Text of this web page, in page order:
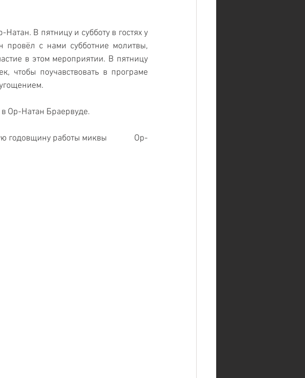
В пятницу и субботу в гостях у
провёл с нами субботние молитвы,
в этом мероприятии. В пятницу
чтобы поучавствовать в програме
Ор-Натан Браервуде.
годовщину работы миквы             Ор-